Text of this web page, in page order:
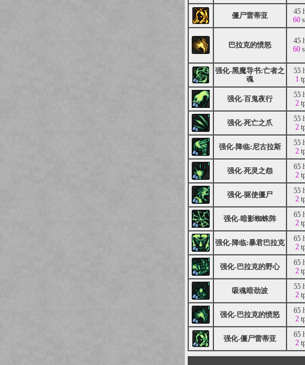
僵尸雷蒂亚
45
60
巴拉克的愤怒
45
60
强化-黑魔导书:亡者之
魂
55
1
强化-百鬼夜行
55
2
强化-死亡之爪
55
2
强化-降临:尼古拉斯
55
2
强化-死灵之怨
65
2
强化-驱使僵尸
55
2
强化-暗影蜘蛛阵
65
2
强化-降临:暴君巴拉克
65
2
强化-巴拉克的野心
65
2
吸魂暗劲波
55
2
强化-巴拉克的愤怒
65
2
强化-僵尸雷蒂亚
65
2